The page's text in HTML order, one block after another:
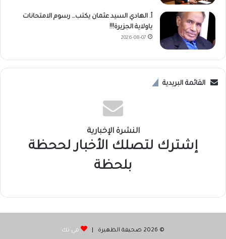
أ. الهادي السيد عثمان يكتب… رسوم الامتحانات
ياولاية الجزيرة!!!
2026-08-07
القائمة البريدية
النشرة الإخبارية
إشترك لتصلك الأخبار لححظة
بلحظة
© 2026 صحيفة الظهيرة | مي تك